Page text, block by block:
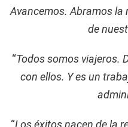
Avancemos. Abramos la
de
“Todos somos viajeros.
con ellos. Y es un
“Los éxitos nacen de la